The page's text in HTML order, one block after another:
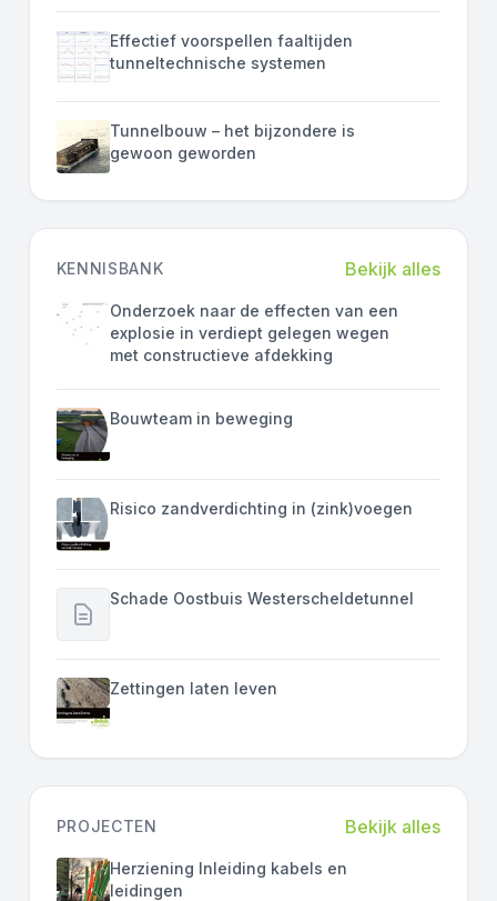
Effectief voorspellen faaltijden
tunneltechnische systemen
Tunnelbouw – het bijzondere is
gewoon geworden
KENNISBANK Bekijk alles
Onderzoek naar de effecten van een
explosie in verdiept gelegen wegen
met constructieve afdekking
Bouwteam in beweging
Risico zandverdichting in (zink)voegen
Schade Oostbuis Westerscheldetunnel
Zettingen laten leven
PROJECTEN Bekijk alles
Herziening Inleiding kabels en
leidingen